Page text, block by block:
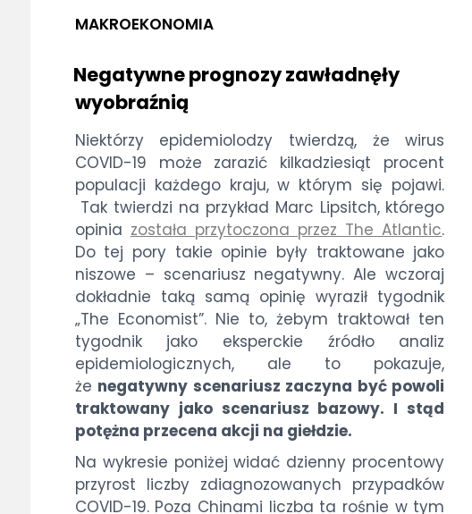
MAKROEKONOMIA
Negatywne prognozy zawładnęły
wyobraźnią
Niektórzy epidemiolodzy twierdzą, że wirus
COVID-19 może zarazić kilkadziesiąt procent
populacji każdego kraju, w którym się pojawi.
Tak twierdzi na przykład Marc Lipsitch, którego
opinia została przytoczona przez The Atlantic.
Do tej pory takie opinie były traktowane jako
niszowe – scenariusz negatywny. Ale wczoraj
dokładnie taką samą opinię wyraził tygodnik
„The Economist”. Nie to, żebym traktował ten
tygodnik jako eksperckie źródło analiz
epidemiologicznych, ale to pokazuje,
że negatywny scenariusz zaczyna być powoli
traktowany jako scenariusz bazowy. I stąd
potężna przecena akcji na giełdzie.
Na wykresie poniżej widać dzienny procentowy
przyrost liczby zdiagnozowanych przypadków
COVID-19. Poza Chinami liczba ta rośnie w tym